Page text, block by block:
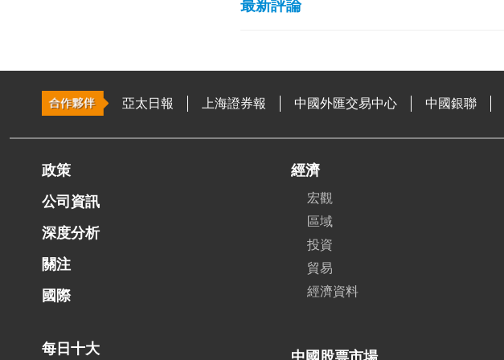
最新評論
亞太日報 上海證券報 中國外匯交易中心 中國銀聯
政策
公司資訊
深度分析
關注
國際
每日十大
經濟
宏觀
區域
投資
貿易
經濟資料
中國股票市場